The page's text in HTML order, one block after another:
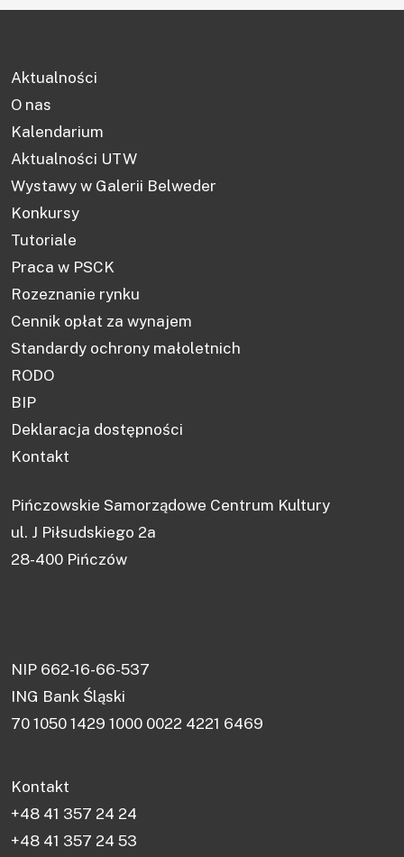
Aktualności
O nas
Kalendarium
Aktualności UTW
Wystawy w Galerii Belweder
Konkursy
Tutoriale
Praca w PSCK
Rozeznanie rynku
Cennik opłat za wynajem
Standardy ochrony małoletnich
RODO
BIP
Deklaracja dostępności
Kontakt
Pińczowskie Samorządowe Centrum Kultury
ul. J Piłsudskiego 2a
28-400 Pińczów
NIP 662-16-66-537
ING Bank Śląski
70 1050 1429 1000 0022 4221 6469
Kontakt
+48 41 357 24 24
+48 41 357 24 53